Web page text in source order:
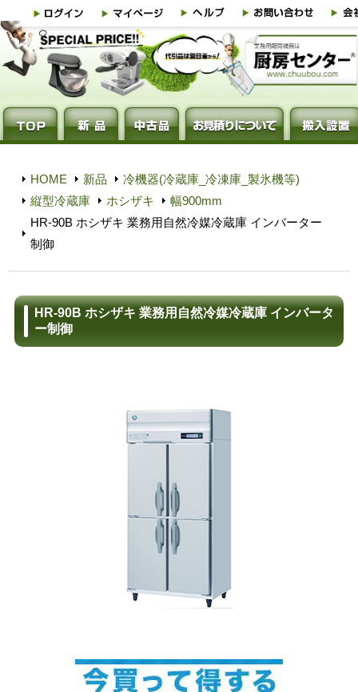
HOME 新品
冷機器(冷蔵庫_冷凍庫_製氷機等)
縦型冷蔵庫
ホシザキ
幅900mm
HR-90B ホシザキ 業務用自然冷媒冷蔵庫 インバーター
制御
HR-90B ホシザキ 業務用自然冷媒冷蔵庫 インバータ
ー制御